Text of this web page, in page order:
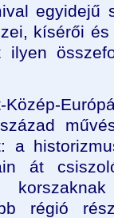
egyidejű
kísérői
ilyen
a
át
régió